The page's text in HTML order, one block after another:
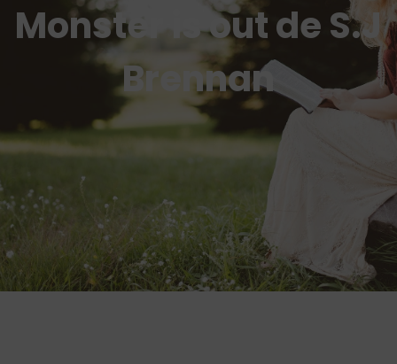
Monster is out de S.J
Brennan